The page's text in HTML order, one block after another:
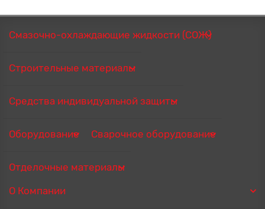
Смазочно-охлаждающие жидкости (СОЖ)
Строительные материалы
Средства индивидуальной защиты
Оборудование Сварочное оборудование
Отделочные материалы
О Компании